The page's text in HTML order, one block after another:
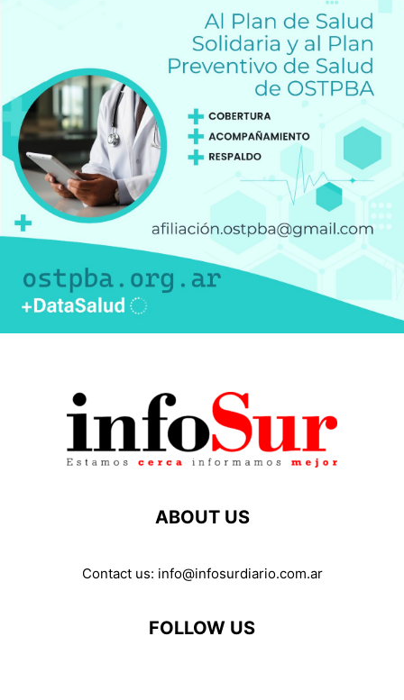
ABOUT US
Contact us: info@infosurdiario.com.ar
FOLLOW US